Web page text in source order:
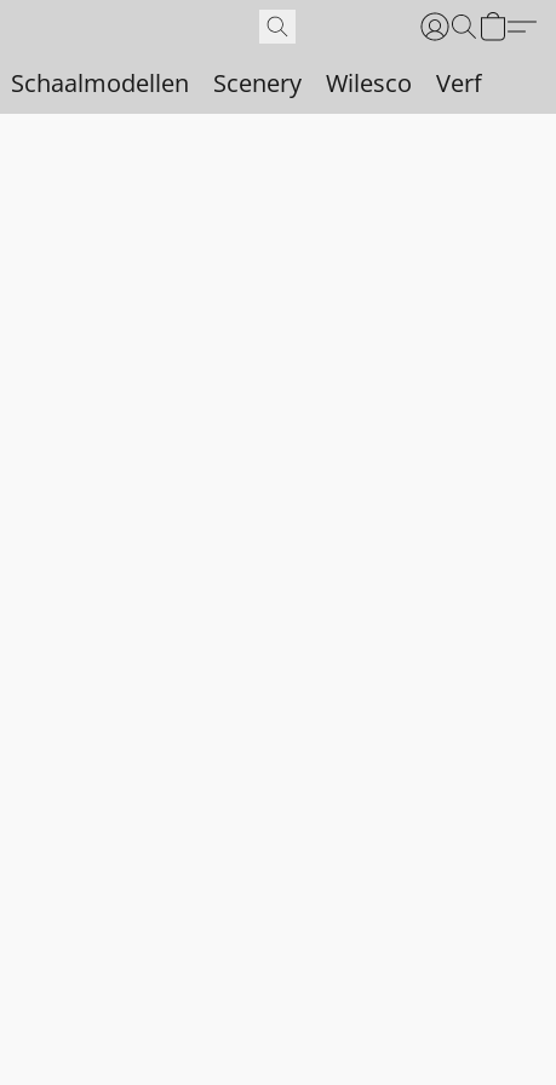
Schaalmodellen Scenery Wilesco Verf